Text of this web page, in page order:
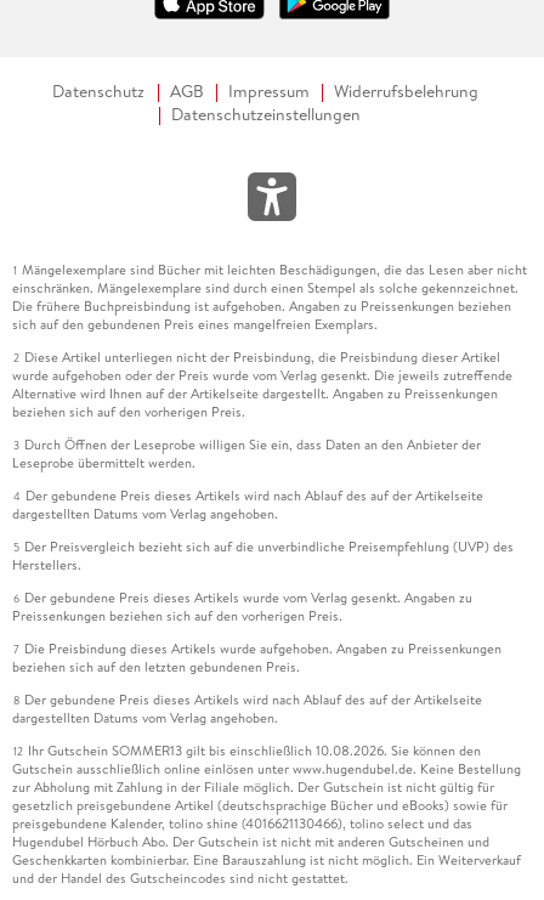
Datenschutz AGB Impressum
Widerrufsbelehrung
Datenschutzeinstellungen
1 Mängelexemplare sind Bücher mit leichten Beschädigungen, die das Lesen aber nicht
einschränken. Mängelexemplare sind durch einen Stempel als solche gekennzeichnet.
Die frühere Buchpreisbindung ist aufgehoben. Angaben zu Preissenkungen beziehen
sich auf den gebundenen Preis eines mangelfreien Exemplars.
2 Diese Artikel unterliegen nicht der Preisbindung, die Preisbindung dieser Artikel
wurde aufgehoben oder der Preis wurde vom Verlag gesenkt. Die jeweils zutreffende
Alternative wird Ihnen auf der Artikelseite dargestellt. Angaben zu Preissenkungen
beziehen sich auf den vorherigen Preis.
3 Durch Öffnen der Leseprobe willigen Sie ein, dass Daten an den Anbieter der
Leseprobe übermittelt werden.
4 Der gebundene Preis dieses Artikels wird nach Ablauf des auf der Artikelseite
dargestellten Datums vom Verlag angehoben.
5 Der Preisvergleich bezieht sich auf die unverbindliche Preisempfehlung (UVP) des
Herstellers.
6 Der gebundene Preis dieses Artikels wurde vom Verlag gesenkt. Angaben zu
Preissenkungen beziehen sich auf den vorherigen Preis.
7 Die Preisbindung dieses Artikels wurde aufgehoben. Angaben zu Preissenkungen
beziehen sich auf den letzten gebundenen Preis.
8 Der gebundene Preis dieses Artikels wird nach Ablauf des auf der Artikelseite
dargestellten Datums vom Verlag angehoben.
12 Ihr Gutschein SOMMER13 gilt bis einschließlich 10.08.2026. Sie können den
Gutschein ausschließlich online einlösen unter www.hugendubel.de. Keine Bestellung
zur Abholung mit Zahlung in der Filiale möglich. Der Gutschein ist nicht gültig für
gesetzlich preisgebundene Artikel (deutschsprachige Bücher und eBooks) sowie für
preisgebundene Kalender, tolino shine (4016621130466), tolino select und das
Hugendubel Hörbuch Abo. Der Gutschein ist nicht mit anderen Gutscheinen und
Geschenkkarten kombinierbar. Eine Barauszahlung ist nicht möglich. Ein Weiterverkauf
und der Handel des Gutscheincodes sind nicht gestattet.